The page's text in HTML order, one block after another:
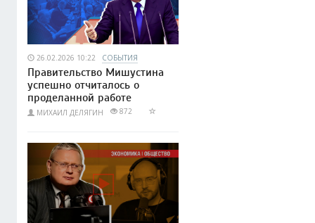
26.02.2026 10:22 СОБЫТИЯ
Правительство Мишустина
успешно отчиталось о
проделанной работе
МИХАИЛ ДЕЛЯГИН 872